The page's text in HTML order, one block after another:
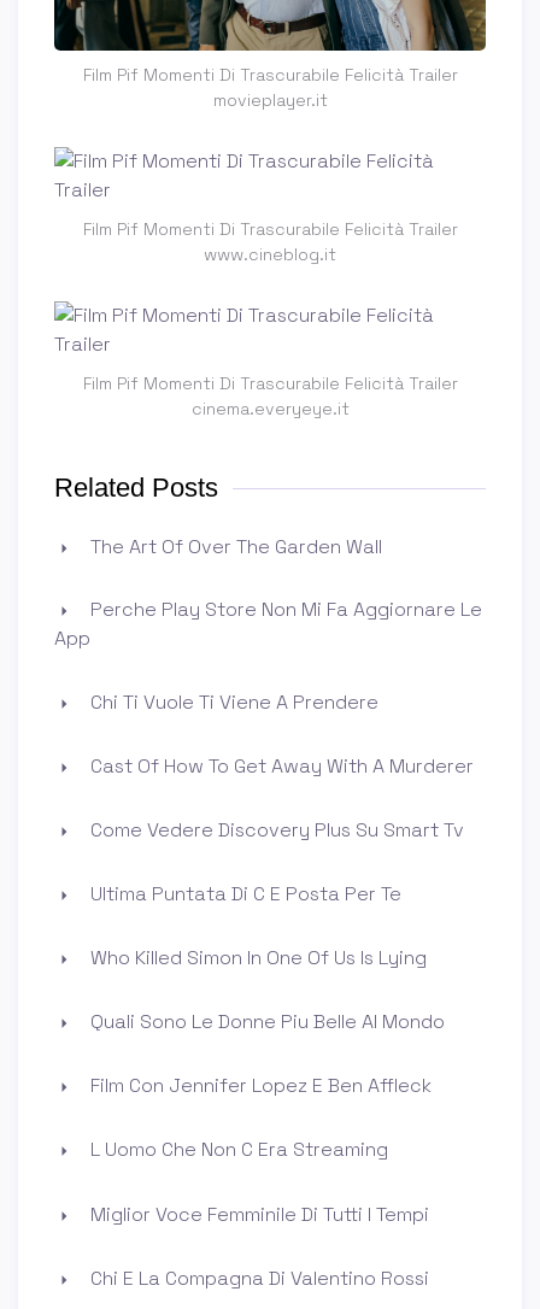
Film Pif Momenti Di Trascurabile Felicità Trailer
movieplayer.it
Film Pif Momenti Di Trascurabile Felicità Trailer
www.cineblog.it
Film Pif Momenti Di Trascurabile Felicità Trailer
cinema.everyeye.it
Related Posts
The Art Of Over The Garden Wall
Perche Play Store Non Mi Fa Aggiornare Le
App
Chi Ti Vuole Ti Viene A Prendere
Cast Of How To Get Away With A Murderer
Come Vedere Discovery Plus Su Smart Tv
Ultima Puntata Di C E Posta Per Te
Who Killed Simon In One Of Us Is Lying
Quali Sono Le Donne Piu Belle Al Mondo
Film Con Jennifer Lopez E Ben Affleck
L Uomo Che Non C Era Streaming
Miglior Voce Femminile Di Tutti I Tempi
Chi E La Compagna Di Valentino Rossi